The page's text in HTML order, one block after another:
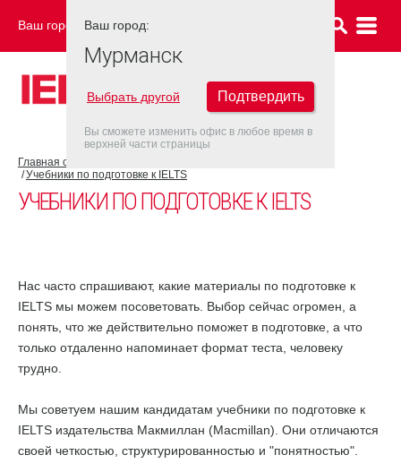
Ваш город: МУРМАНСК
Главная страница
Учебники по подготовке к IELTS
УЧЕБНИКИ ПО ПОДГОТОВКЕ К IELTS
Нас часто спрашивают, какие материалы по подготовке к
IELTS мы можем посоветовать. Выбор сейчас огромен, а
понять, что же действительно поможет в подготовке, а что
только отдаленно напоминает формат теста, человеку
трудно.
Мы советуем нашим кандидатам учебники по подготовке к
IELTS издательства Макмиллан (Macmillan). Они отличаются
своей четкостью, структурированностью и "понятностью".
Ваш город:
Мурманск
Выбрать другой Подтвердить
Вы сможете изменить офис в любое время в
верхней части страницы